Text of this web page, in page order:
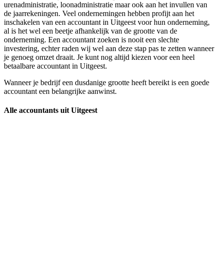
urenadministratie, loonadministratie maar ook aan het invullen van
de jaarrekeningen. Veel ondernemingen hebben profijt aan het
inschakelen van een accountant in Uitgeest voor hun onderneming,
al is het wel een beetje afhankelijk van de grootte van de
onderneming. Een accountant zoeken is nooit een slechte
investering, echter raden wij wel aan deze stap pas te zetten wanneer
je genoeg omzet draait. Je kunt nog altijd kiezen voor een heel
betaalbare accountant in Uitgeest.
Wanneer je bedrijf een dusdanige grootte heeft bereikt is een goede
accountant een belangrijke aanwinst.
Alle accountants uit Uitgeest